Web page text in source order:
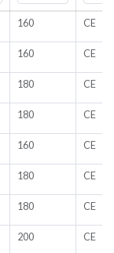
160 CE
160 CE
180 CE
180 CE
160 CE
180 CE
180 CE
200 CE